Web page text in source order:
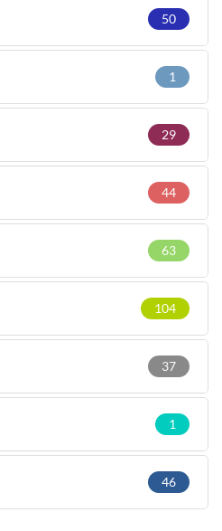
50
1
29
44
63
104
37
1
46